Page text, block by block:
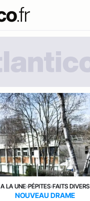
A LA UNE›PÉPITES›FAITS DIVERS
NOUVEAU DRAME